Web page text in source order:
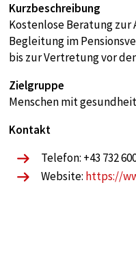
Kurzbeschreibung
Kostenlose Beratung
Begleitung im
bis zur Vertretung vor
Zielgruppe
Menschen mit
Kontakt
Telefon: +43 732
Website: https://